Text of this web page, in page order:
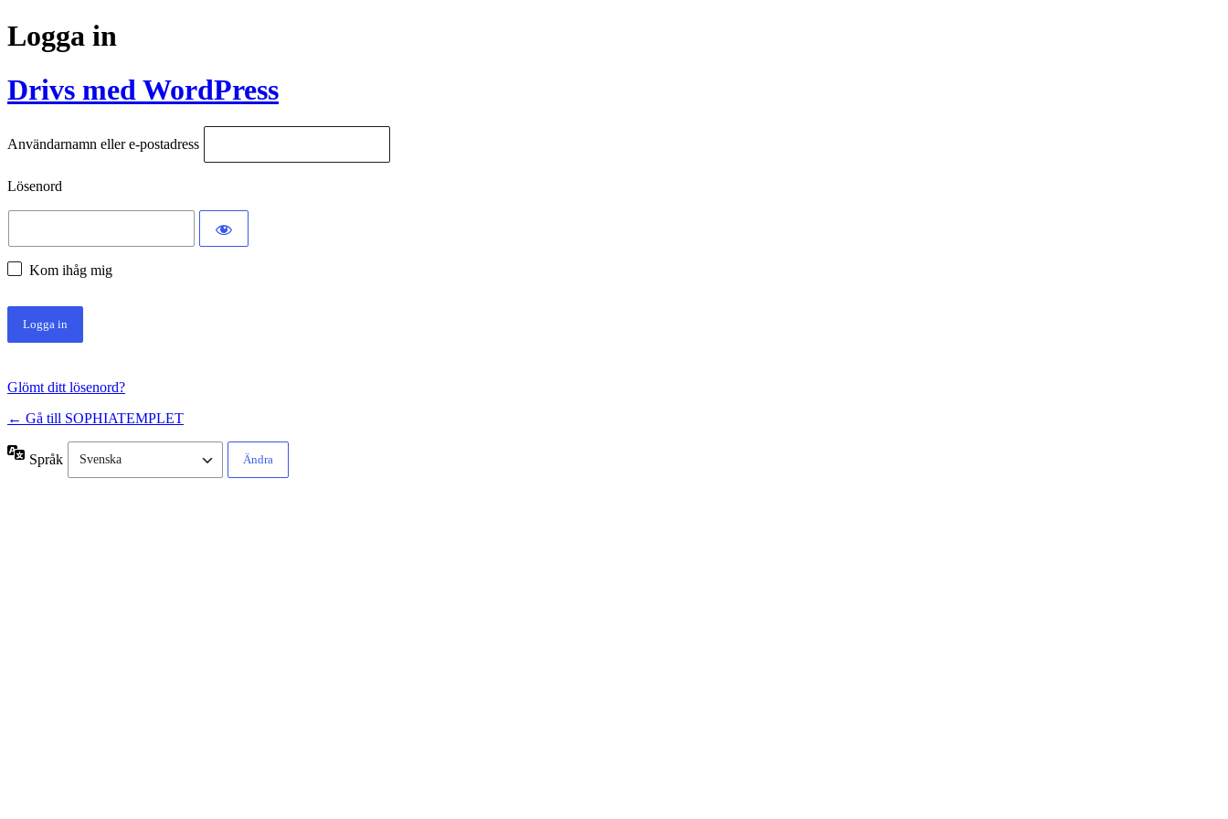
Logga in
Drivs med WordPress
Användarnamn eller e-postadress
Lösenord
Kom ihåg mig
Glömt ditt lösenord?
← Gå till SOPHIATEMPLET
Språk